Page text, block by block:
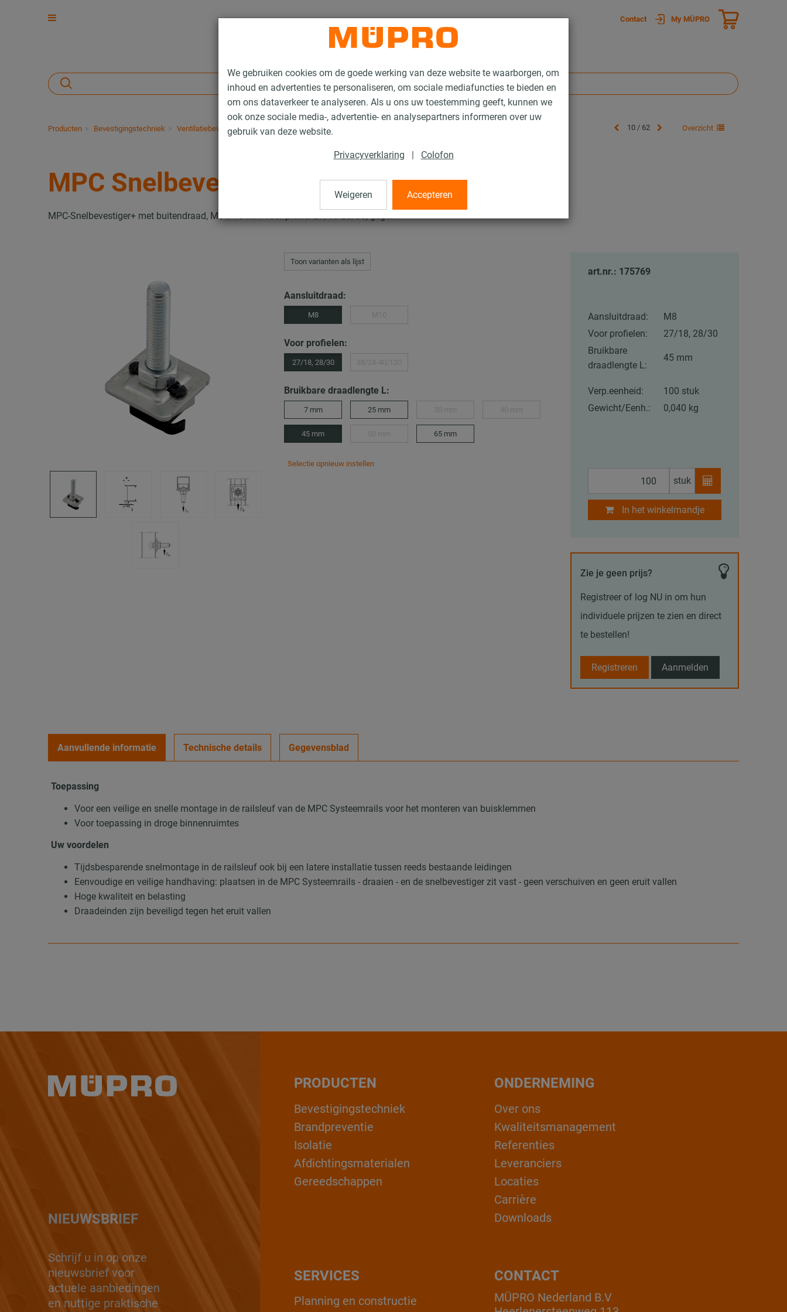
We gebruiken cookies om de goede werking van deze website te waarborgen, om
inhoud en advertenties te personaliseren, om sociale mediafuncties te bieden en
om ons dataverkeer te analyseren. Als u ons uw toestemming geeft, kunnen we
ook onze sociale media-, advertentie- en analysepartners informeren over uw
gebruik van deze website.
Privacyverklaring | Colofon
Weigeren Accepteren
Contact My MÜPRO
Producten Bevestigingstechniek Ventilatiebevestiging Installatierails voor luchtkanaalbevestiging 10 / 62 Overzicht
MPC Snelbevestigers+
MPC-Snelbevestiger+ met buitendraad, M8 x 45 mm voor profiel 27/18-28/30, gegalv.
Toon varianten als lijst
Aansluitdraad:
M8
Voor profielen:
27/18, 28/30
Bruikbare draadlengte L:
7 mm 25 mm
45 mm 65 mm
Selectie opnieuw instellen
art.nr.: 175769
Aansluitdraad:
M8
Voor profielen:
27/18, 28/30
Bruikbare
draadlengte L:
45 mm
Verp.eenheid:
100 stuk
Gewicht/Eenh.:
0,040 kg
stuk
In het winkelmandje
Zie je geen prijs?
Registreer of log NU in om hun
individuele prijzen te zien en direct
te bestellen!
Registreren Aanmelden
Aanvullende informatie Technische details Gegevensblad
Toepassing
Voor een veilige en snelle montage in de railsleuf van de MPC Systeemrails voor het monteren van buisklemmen
Voor toepassing in droge binnenruimtes
Uw voordelen
Tijdsbesparende snelmontage in de railsleuf ook bij een latere installatie tussen reeds bestaande leidingen
Eenvoudige en veilige handhaving: plaatsen in de MPC Systeemrails - draaien - en de snelbevestiger zit vast - geen verschuiven en geen eruit vallen
Hoge kwaliteit en belasting
Draadeinden zijn beveiligd tegen het eruit vallen
NIEUWSBRIEF
Schrijf u in op onze
nieuwsbrief voor
actuele aanbiedingen
en nuttige praktische
PRODUCTEN
Bevestigingstechniek
Brandpreventie
Isolatie
Afdichtingsmaterialen
Gereedschappen
ONDERNEMING
Over ons
Kwaliteitsmanagement
Referenties
Leveranciers
Locaties
Carrière
Downloads
CONTACT
MÜPRO Nederland B.V
SERVICES
Planning en constructie